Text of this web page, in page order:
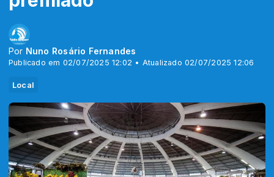
Por Nuno Rosário Fernandes
Publicado em 02/07/2025 12:02 • Atualizado 02/07/2025 12:06
Local